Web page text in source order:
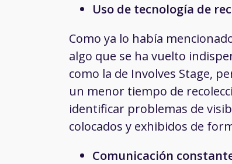
Uso de tecnología de
Como ya lo había
algo que se ha vuelto
como la de Involves Stage,
un menor tiempo de
identificar problemas de
colocados y exhibidos de
Comunicación